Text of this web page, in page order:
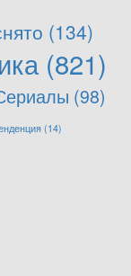
(134)
(821)
(98)
(14)